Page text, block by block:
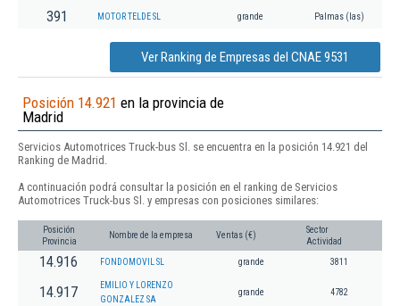
391 MOTOR TELDE SL grande Palmas (las)
Ver Ranking de Empresas del CNAE 9531
Posición 14.921 en la provincia de
Madrid
Servicios Automotrices Truck-bus Sl. se encuentra en la posición 14.921 del
Ranking de Madrid.
A continuación podrá consultar la posición en el ranking de Servicios
Automotrices Truck-bus Sl. y empresas con posiciones similares:
Posición
Provincia
Nombre de la empresa Ventas (€)
Sector
Actividad
14.916 FONDOMOVIL SL grande 3811
14.917
EMILIO Y LORENZO
GONZALEZ SA
grande 4782